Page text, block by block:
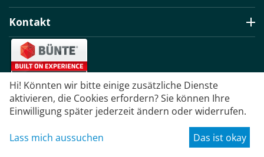
Kontakt
© 2022 - 2026 TrailerOne GmbH.
Account Contacts
Hi! Könnten wir bitte einige zusätzliche Dienste
aktivieren, die Cookies erfordern? Sie können Ihre
Einwilligung später jederzeit ändern oder widerrufen.
Lass mich aussuchen Das ist okay